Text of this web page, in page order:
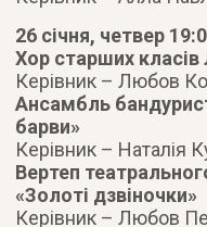
26 січня, четвер
Хор старших
Керівник – Любов
Ансамбль
барви»
Керівник – Наталія
Вертеп
«Золоті дзвіночки»
Керівник – Любов